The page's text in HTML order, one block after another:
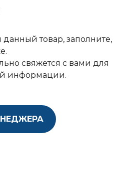
данный товар, заполните,
свяжется с вами для
информации.